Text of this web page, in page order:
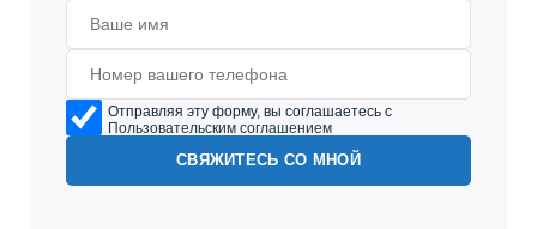
Отправляя эту форму, вы соглашаетесь с
Пользовательским соглашением